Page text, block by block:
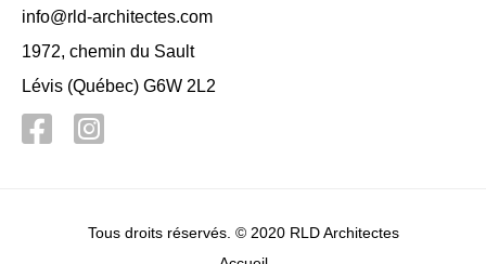
info@rld-architectes.com
1972, chemin du Sault
Lévis (Québec) G6W 2L2
Tous droits réservés. © 2020 RLD Architectes